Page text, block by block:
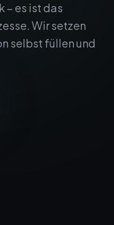
– es ist das
Wir setzen
selbst füllen und